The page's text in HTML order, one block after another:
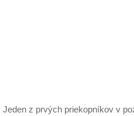
z prvých priekopníkov v